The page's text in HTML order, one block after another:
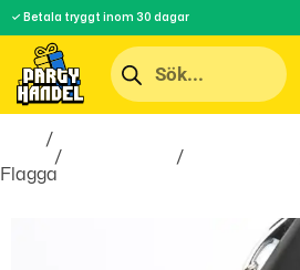
✓ Betala tryggt inom 30 dagar
/
/ /
Flagga